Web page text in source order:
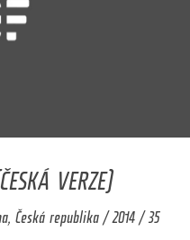
VERZE)
Česká republika / 2014 / 35